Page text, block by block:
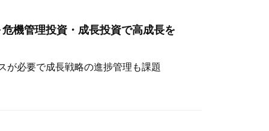
機管理投資・成長投資で高成長を
が必要で成長戦略の進捗管理も課題